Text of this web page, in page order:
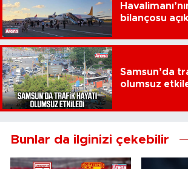
bilançosu
Samsun’da
olumsuz
Bunlar da ilginizi çekebilir